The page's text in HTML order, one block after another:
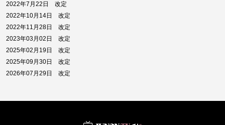
2022年7月22日 改定
2022年10月14日 改定
2022年11月28日 改定
2023年03月02日 改定
2025年02月19日 改定
2025年09月30日 改定
2026年07月29日 改定